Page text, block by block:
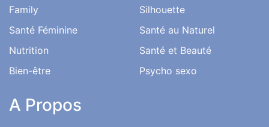
Family
Santé Féminine
Nutrition
Bien-être
Silhouette
Santé au Naturel
Santé et Beauté
Psycho sexo
A Propos